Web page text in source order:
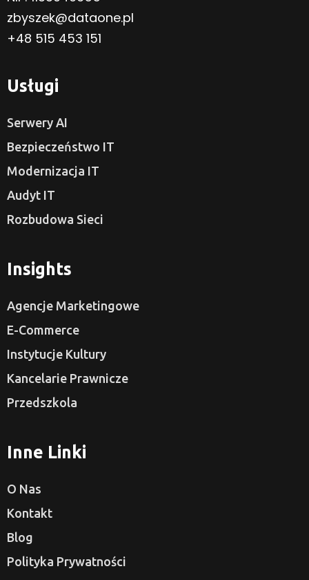
zbyszek@dataone.pl
+48 515 453 151
Usługi
Serwery AI
Bezpieczeństwo IT
Modernizacja IT
Audyt IT
Rozbudowa Sieci
Insights
Agencje Marketingowe
E-Commerce
Instytucje Kultury
Kancelarie Prawnicze
Przedszkola
Inne Linki
O Nas
Kontakt
Blog
Polityka Prywatności